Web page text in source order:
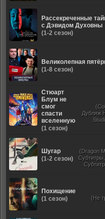
Рассекреченные
с Дэвидом Духовны
(1-2 сезон)
Великолепная
(1-8 сезон)
Стюарт
Блум не
смог
спасти
вселенную
(1 сезон)
Дубляж
Шугар
(1-2 сезон)
(Dragon
Похищение
(1 сезон)
(Не